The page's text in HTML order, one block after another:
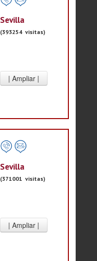
Sevilla
(393254 visitas)
Sevilla
(371001 visitas)